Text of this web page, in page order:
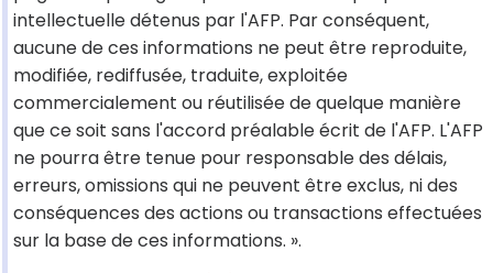
intellectuelle détenus par l'AFP. Par conséquent,
aucune de ces informations ne peut être reproduite,
modifiée, rediffusée, traduite, exploitée
commercialement ou réutilisée de quelque manière
que ce soit sans l'accord préalable écrit de l'AFP. L'AFP
ne pourra être tenue pour responsable des délais,
erreurs, omissions qui ne peuvent être exclus, ni des
conséquences des actions ou transactions effectuées
sur la base de ces informations. ».